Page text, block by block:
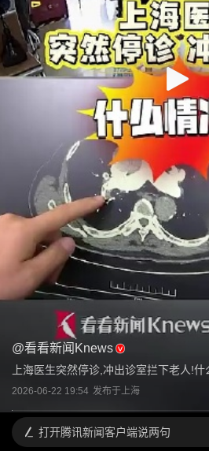
@看看新闻Knews
上海医生突然停诊,冲出诊室拦下老人!什
2026-06-22 19:54 发布于上海
打开腾讯新闻客户端说两句